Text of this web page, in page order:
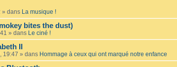
» dans La musique !
bites the dust)
» dans Le ciné !
II
19:47 » dans Hommage à ceux qui ont marqué notre enfance